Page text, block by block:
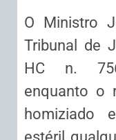
O Ministro
Tribunal de
HC n.
enquanto o
homiziado